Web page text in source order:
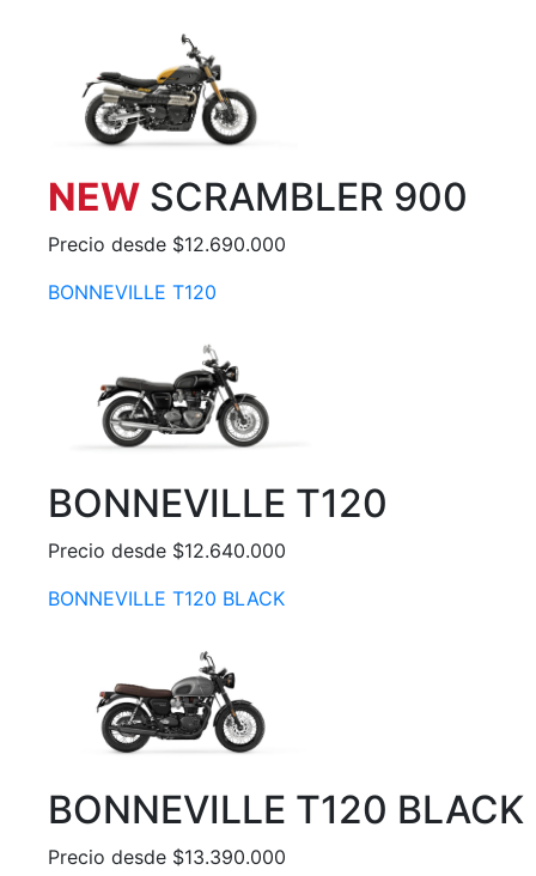
NEW SCRAMBLER 900
Precio desde $12.690.000
BONNEVILLE T120
BONNEVILLE T120
Precio desde $12.640.000
BONNEVILLE T120 BLACK
BONNEVILLE T120 BLACK
Precio desde $13.390.000